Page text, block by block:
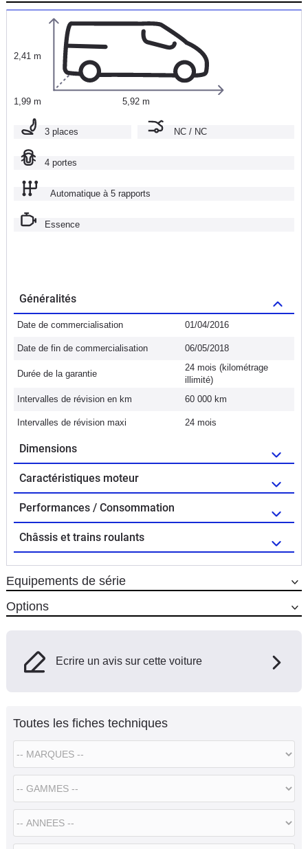
2,41 m
1,99 m 5,92 m
3 places NC / NC
4 portes
Automatique à 5 rapports
Essence
Généralités
Date de commercialisation 01/04/2016
Date de fin de commercialisation 06/05/2018
Durée de la garantie
24 mois (kilométrage
illimité)
Intervalles de révision en km
60 000 km
Intervalles de révision maxi 24 mois
Dimensions
Caractéristiques moteur
Performances / Consommation
Châssis et trains roulants
Equipements de série
Options
Ecrire un avis sur cette voiture
Toutes les fiches techniques